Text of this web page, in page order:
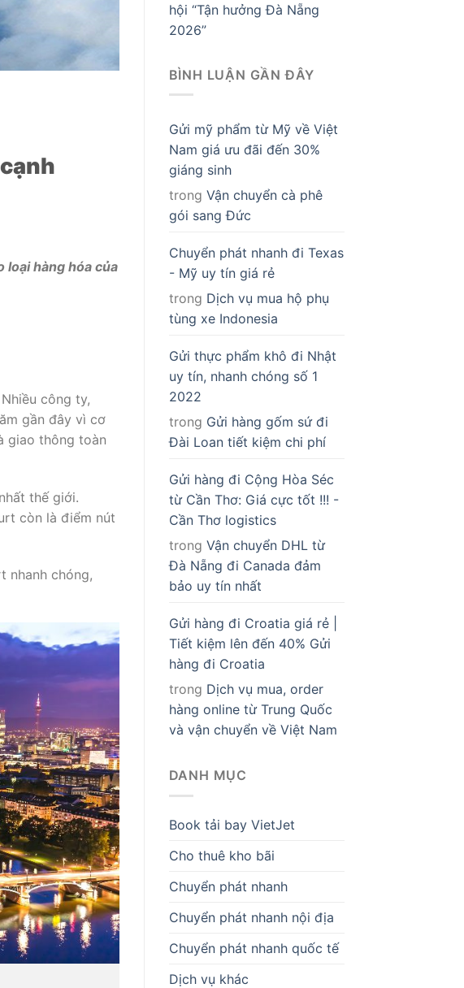
loại hàng hóa của
công ty,
gần đây vì cơ
giao thông toàn
thế giới.
còn là điểm nút
nhanh chóng,
hội “Tận hưởng Đà Nẵng
2026”
BÌNH LUẬN GẦN ĐÂY
Gửi mỹ phẩm từ Mỹ về Việt
Nam giá ưu đãi đến 30%
giáng sinh
trong Vận chuyển cà phê
gói sang Đức
Chuyển phát nhanh đi Texas
- Mỹ uy tín giá rẻ
trong Dịch vụ mua hộ phụ
tùng xe Indonesia
Gửi thực phẩm khô đi Nhật
uy tín, nhanh chóng số 1
2022
trong Gửi hàng gốm sứ đi
Đài Loan tiết kiệm chi phí
Gửi hàng đi Cộng Hòa Séc
từ Cần Thơ: Giá cực tốt !!! -
Cần Thơ logistics
trong Vận chuyển DHL từ
Đà Nẵng đi Canada đảm
bảo uy tín nhất
Gửi hàng đi Croatia giá rẻ |
Tiết kiệm lên đến 40% Gửi
hàng đi Croatia
trong Dịch vụ mua, order
hàng online từ Trung Quốc
và vận chuyển về Việt Nam
DANH MỤC
Book tải bay VietJet
Cho thuê kho bãi
Chuyển phát nhanh
Chuyển phát nhanh nội địa
Chuyển phát nhanh quốc tế
Dịch vụ khác